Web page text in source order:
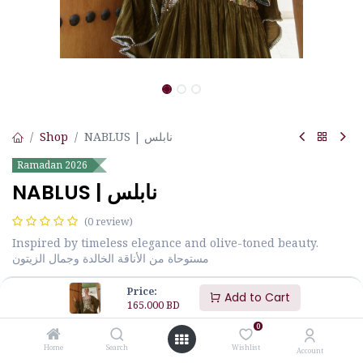
Price:
165.000BD Add to Cart
Home Search
0
Wishlist Account
Shop NABLUS | نابلس
Ramadan 2026
NABLUS | نابلس
(0 review)
Inspired by timeless elegance and olive-toned beauty.
مستوحاة من الأناقة الخالدة وجمال الزيتون
165.000BD
JALABIYA MEASUREMENTS